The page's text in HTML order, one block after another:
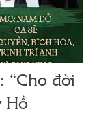
“Cho đời
Hồ